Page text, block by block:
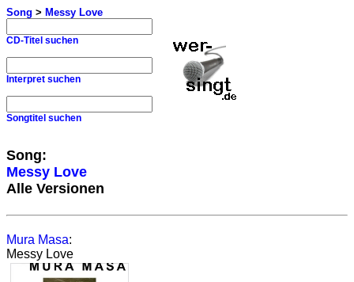
Song > Messy Love
CD-Titel suchen
Interpret suchen
Songtitel suchen
Song:
Messy Love
Alle Versionen
Mura Masa:
Messy Love